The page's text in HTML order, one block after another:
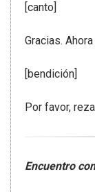
[canto]
Gracias.
[bendición]
Por favor,
Encuentro